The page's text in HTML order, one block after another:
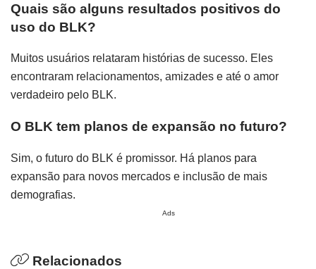
Quais são alguns resultados positivos do
uso do BLK?
Muitos usuários relataram histórias de sucesso. Eles
encontraram relacionamentos, amizades e até o amor
verdadeiro pelo BLK.
O BLK tem planos de expansão no futuro?
Sim, o futuro do BLK é promissor. Há planos para
expansão para novos mercados e inclusão de mais
demografias.
Ads
Relacionados